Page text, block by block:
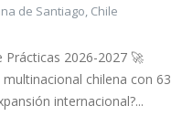
de Santiago, Chile
2026-2027 🚀
chilena con 63
internacional?...